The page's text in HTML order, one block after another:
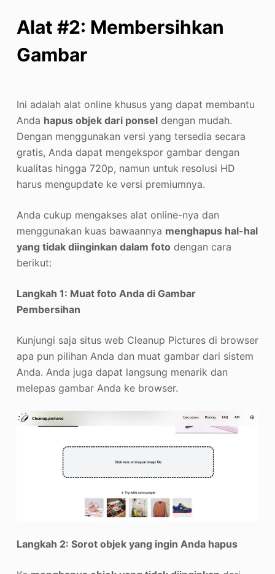
Alat #2: Membersihkan
Gambar
Ini adalah alat online khusus yang dapat membantu
Anda hapus objek dari ponseldengan mudah.
Dengan menggunakan versi yang tersedia secara
gratis, Anda dapat mengekspor gambar dengan
kualitas hingga 720p, namun untuk resolusi HD
harus mengupdate ke versi premiumnya.
Anda cukup mengakses alat online-nya dan
menggunakan kuas bawaannya menghapus hal-hal
yang tidak diinginkan dalam foto dengan cara
berikut:
Langkah 1: Muat foto Anda di Gambar
Pembersihan
Kunjungi saja situs web Cleanup Pictures di browser
apa pun pilihan Anda dan muat gambar dari sistem
Anda. Anda juga dapat langsung menarik dan
melepas gambar Anda ke browser.
Langkah 2: Sorot objek yang ingin Anda hapus